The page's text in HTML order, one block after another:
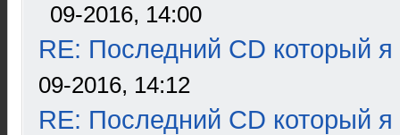
09-2016, 14:00
RE: Последний CD который я
09-2016, 14:12
RE: Последний CD который я